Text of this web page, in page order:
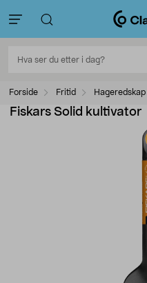
Forside Fritid Hageredskap
Fiskars Solid kultivator